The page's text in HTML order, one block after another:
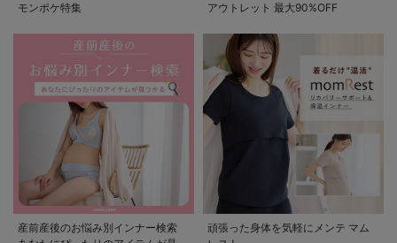
モンポケ特集 アウトレット 最大90%OFF
産前産後のお悩み別インナー検索
頑張った身体を気軽にメンテ マム